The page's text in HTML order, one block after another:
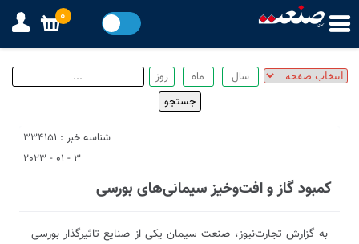
شناسه خبر : 334151
3 - 01 - 2023
کمبود گاز و افت‌و‌خیز سیمانی‌های بورسی
به گزارش تجارت‌نیوز، صنعت سیمان یکی از صنایع تاثیرگذار بورسی
0